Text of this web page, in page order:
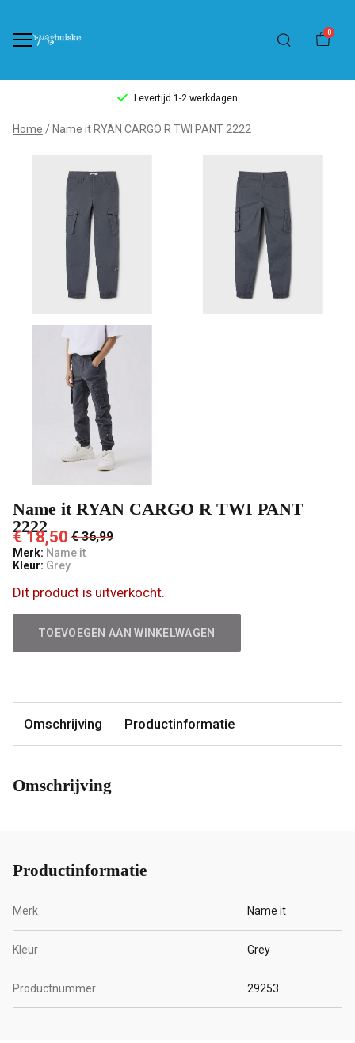
0
Levertijd 1-2 werkdagen
Name
RYAN
CARGO
PANT
Pashuiske
Home Name it RYAN CARGO R TWI PANT 2222
Name it RYAN CARGO R TWI PANT
2222
€ 18,50 € 36,99
Merk: Name it
Kleur: Grey
Dit product is uitverkocht.
TOEVOEGEN AAN WINKELWAGEN
Omschrijving Productinformatie
Omschrijving
Productinformatie
Merk Name it
Kleur Grey
Productnummer 29253